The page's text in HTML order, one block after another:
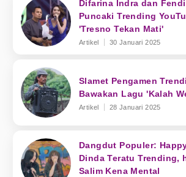
Difarina Indra dan
Puncaki Trending
'Tresno Tekan Mati'
Artikel 30 Januari 2025
Slamet Pengamen
Bawakan Lagu 'Kalah
Artikel 28 Januari 2025
Dangdut Populer:
Dinda Teratu Trending,
Salim Kena Mental